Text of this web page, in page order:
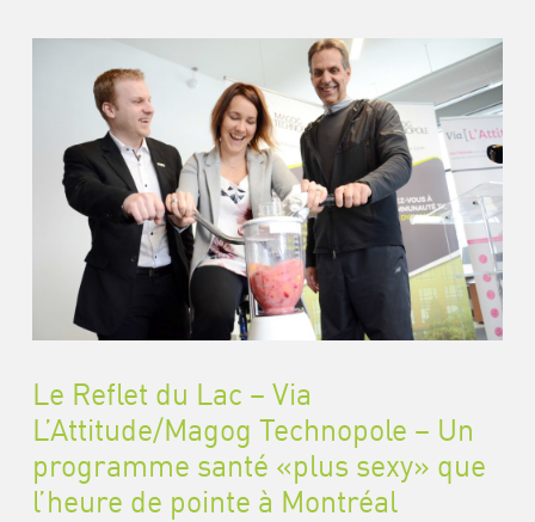
Le Reflet du Lac – Via
L’Attitude/Magog Technopole – Un
programme santé «plus sexy» que
l’heure de pointe à Montréal